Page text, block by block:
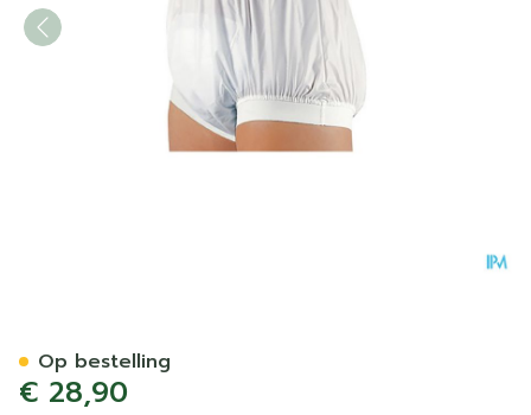
€ 28,90
Op bestelling